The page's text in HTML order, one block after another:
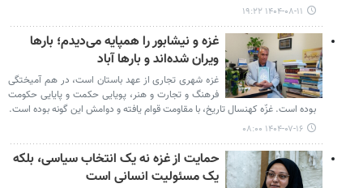
۱۴۰۴-۰۸-۱۱ ۱۹:۲۲
غزه و نیشابور را هم­پایه می­‌دیدم؛ بارها
ویران شده‌­اند و بارها آباد
غزه شهری تجاری از عهد باستان است، در هم آمیختگی
فرهنگ و تجارت و هنر، پویایی حکمت و پایایی حکومت
بوده است. غزّه کهنسال تاریخ، با مقاومت قوام یافته و دوامش این گونه بوده است.
۱۴۰۴-۰۷-۱۶ ۰۸:۰۰
حمایت از غزه نه یک انتخاب سیاسی، بلکه
یک مسئولیت انسانی است